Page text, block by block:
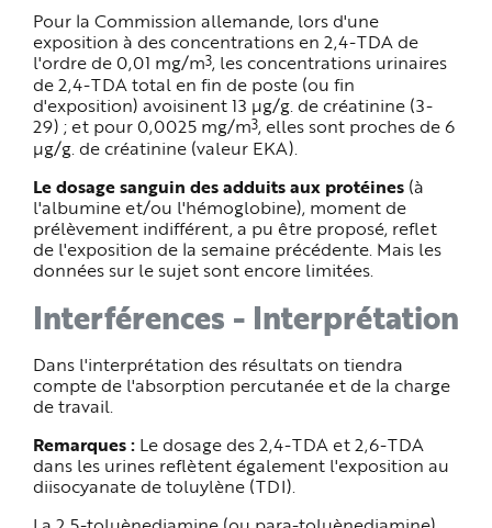
Pour la Commission allemande, lors d'une
exposition à des concentrations en 2,4-TDA de
l'ordre de 0,01 mg/m3, les concentrations urinaires
de 2,4-TDA total en fin de poste (ou fin
d'exposition) avoisinent 13 µg/g. de créatinine (3-
29) ; et pour 0,0025 mg/m3, elles sont proches de 6
µg/g. de créatinine (valeur EKA).
Le dosage sanguin des adduits aux protéines (à
l'albumine et/ou l'hémoglobine), moment de
prélèvement indifférent, a pu être proposé, reflet
de l'exposition de la semaine précédente. Mais les
données sur le sujet sont encore limitées.
Interférences - Interprétation
Dans l'interprétation des résultats on tiendra
compte de l'absorption percutanée et de la charge
de travail.
Remarques : Le dosage des 2,4-TDA et 2,6-TDA
dans les urines reflètent également l'exposition au
diisocyanate de toluylène (TDI).